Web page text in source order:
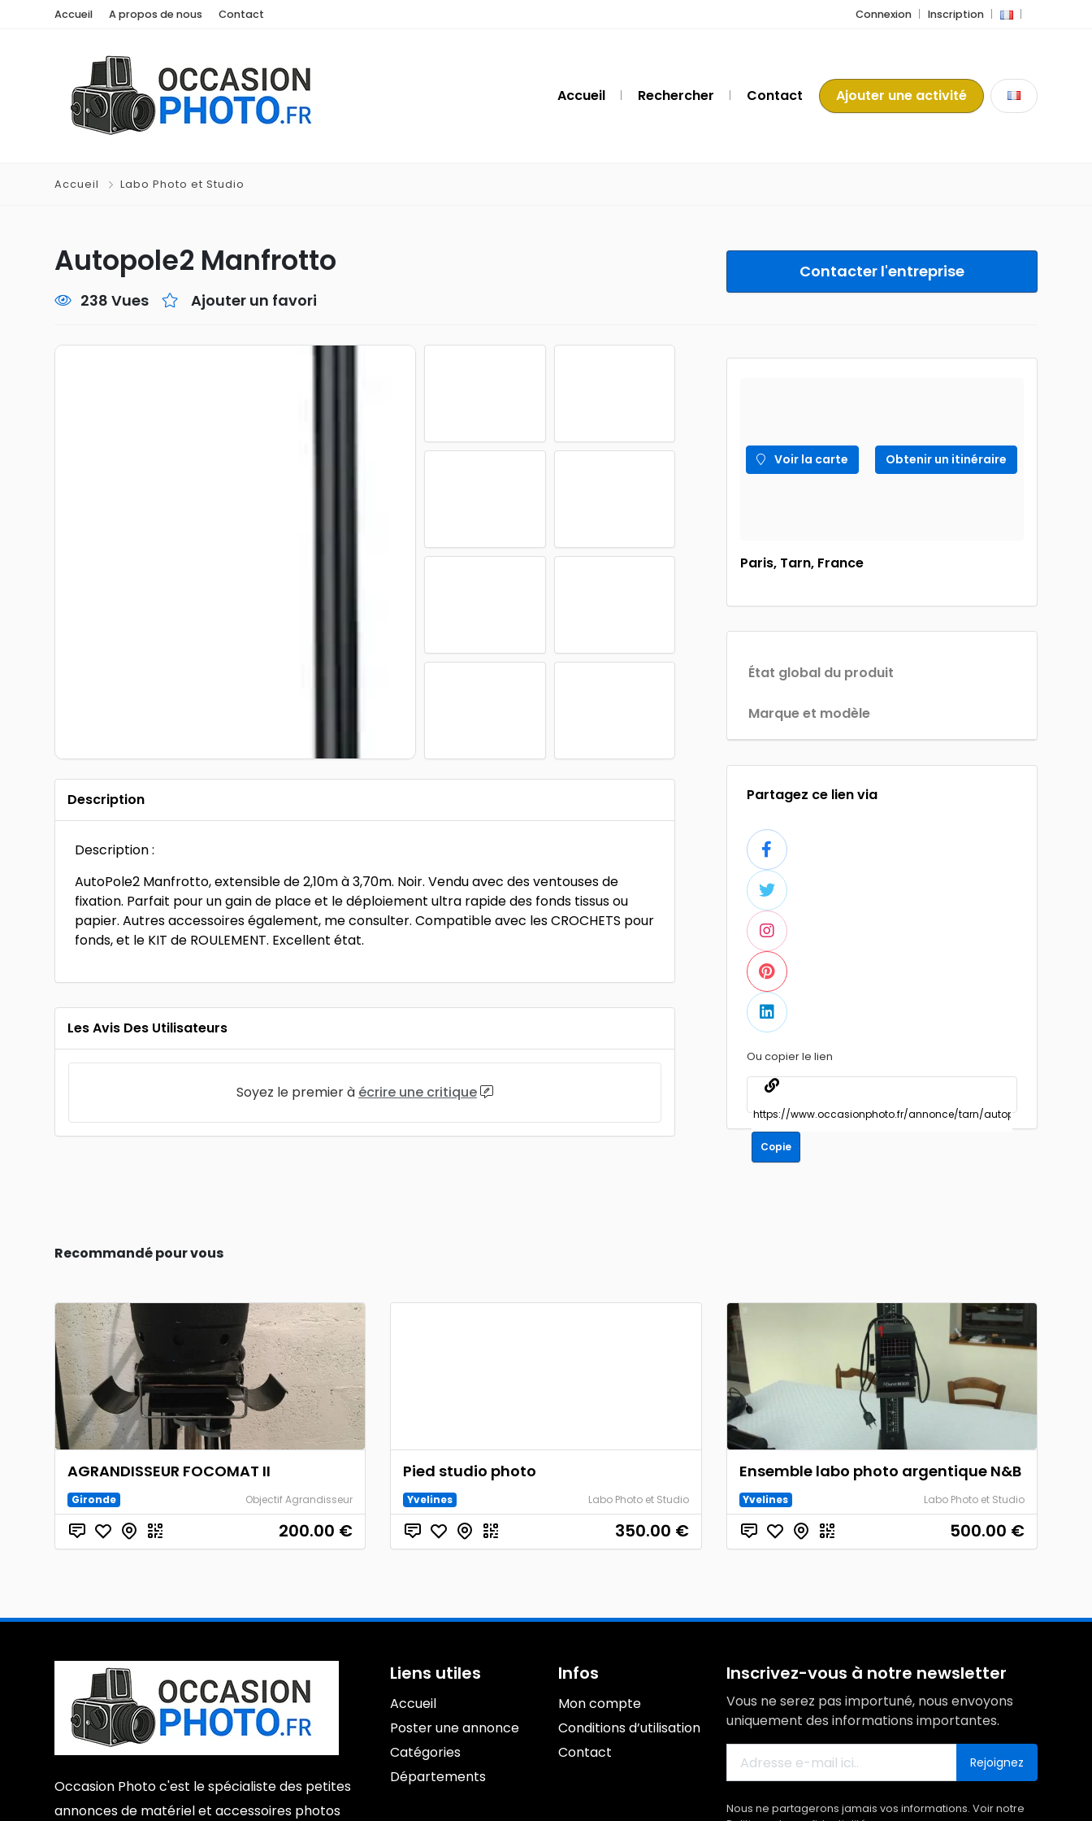
Accueil A propos de nous Contact Connexion Inscription
Accueil Rechercher Contact Ajouter une activité
Accueil Labo Photo et Studio
Autopole2 Manfrotto
238 Vues Ajouter un favori
Contacter l'entreprise
Voir la carte Obtenir un itinéraire
Paris, Tarn, France
État global du produit
Marque et modèle
Partagez ce lien via
Ou copier le lien
Copie
Description
Description :
AutoPole2 Manfrotto, extensible de 2,10m à 3,70m. Noir. Vendu avec des ventouses de
fixation. Parfait pour un gain de place et le déploiement ultra rapide des fonds tissus ou
papier. Autres accessoires également, me consulter. Compatible avec les CROCHETS pour
fonds, et le KIT de ROULEMENT. Excellent état.
Les Avis Des Utilisateurs
Soyez le premier à écrire une critique
Recommandé pour vous
AGRANDISSEUR FOCOMAT II
Gironde Objectif Agrandisseur
200.00 €
Pied studio photo
Yvelines Labo Photo et Studio
350.00 €
Ensemble labo photo argentique N&B
Yvelines Labo Photo et Studio
500.00 €
Occasion Photo c'est le spécialiste des petites
annonces de matériel et accessoires photos
Liens utiles
Accueil
Poster une annonce
Catégories
Départements
Infos
Mon compte
Conditions d’utilisation
Contact
Inscrivez-vous à notre newsletter
Vous ne serez pas importuné, nous envoyons
uniquement des informations importantes.
Rejoignez
Nous ne partagerons jamais vos informations. Voir notre